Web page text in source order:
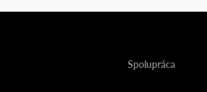
Spolupráca